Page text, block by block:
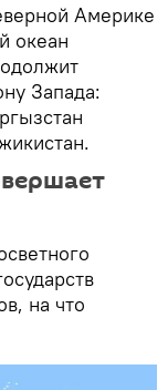
Америке
океан
Запада:
на что